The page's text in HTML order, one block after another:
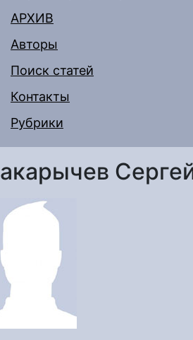
АРХИВ
Авторы
Поиск статей
Контакты
Рубрики